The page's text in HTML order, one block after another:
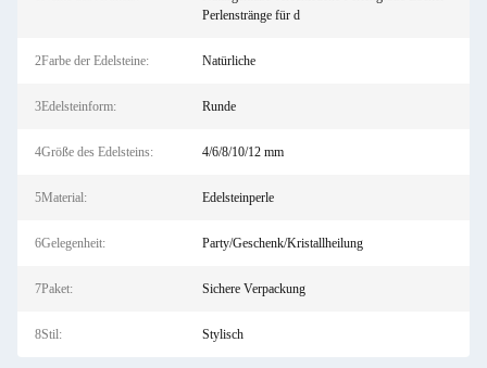
Perlenstränge für d
2Farbe der Edelsteine: Natürliche
3Edelsteinform: Runde
4Größe des Edelsteins: 4/6/8/10/12 mm
5Material: Edelsteinperle
6Gelegenheit: Party/Geschenk/Kristallheilung
7Paket: Sichere Verpackung
8Stil: Stylisch